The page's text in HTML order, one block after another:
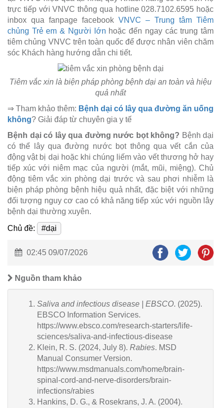
trực tiếp với VNVC thông qua hotline 028.7102.6595 hoặc
inbox qua fanpage facebook VNVC – Trung tâm Tiêm
chủng Trẻ em & Người lớn hoặc đến ngay các trung tâm
tiêm chủng VNVC trên toàn quốc để được nhân viên chăm
sóc Khách hàng hướng dẫn chi tiết.
Tiêm vắc xin là biện pháp phòng bệnh dại an toàn và hiệu
quả nhất
⇒ Tham khảo thêm: Bệnh dại có lây qua đường ăn uống
không? Giải đáp từ chuyên gia y tế
Bệnh dại có lây qua đường nước bọt không? Bệnh dại
có thể lây qua đường nước bọt thông qua vết cắn của
động vật bị dại hoặc khi chúng liếm vào vết thương hở hay
tiếp xúc với niêm mạc của người (mắt, mũi, miệng). Chủ
động tiêm vắc xin phòng dại trước và sau phơi nhiễm là
biện pháp phòng bệnh hiệu quả nhất, đặc biệt với những
đối tượng nguy cơ cao có khả năng tiếp xúc với nguồn lây
bệnh dại thường xuyên.
Chủ đề:
#dại
02:45 09/07/2026
Nguồn tham khảo
Saliva and infectious disease | EBSCO. (2025).
EBSCO Information Services.
https://www.ebsco.com/research-starters/life-
sciences/saliva-and-infectious-disease
Klein, R. S. (2024, July 8). Rabies. MSD
Manual Consumer Version.
https://www.msdmanuals.com/home/brain-
spinal-cord-and-nerve-disorders/brain-
infections/rabies
Hankins, D. G., & Rosekrans, J. A. (2004).